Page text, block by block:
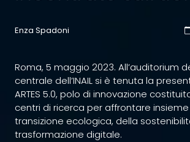
Enza Spadoni
Roma, 5 maggio 2023. All’auditorium
centrale dell’INAIL si è tenuta la
ARTES 5.0, polo di innovazione
centri di ricerca per affrontare
transizione ecologica, della
trasformazione digitale.